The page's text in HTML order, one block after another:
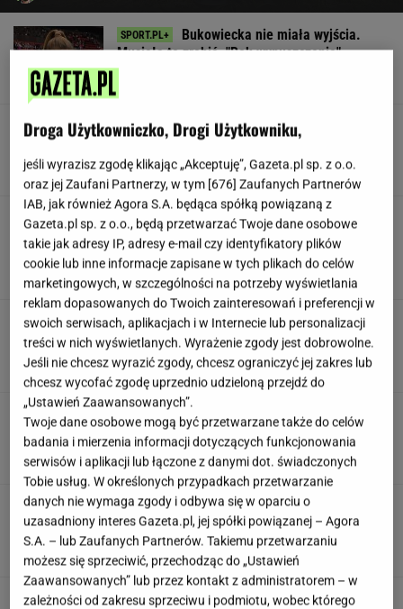
Bukowiecka nie miała wyjścia.
Musiała to zrobić. "Rok wypuszczenia"
Legia zatrzymana. Prowadziła 1:0 i
dała się zaskoczyć
"Pamiętam, że miał ładny
głos. Po tym, skąd dochodził, wiedziałam, że
jest wysoki"
SUBSKRYPCJA
Rolnik zaorał nowy asfalt za 400 tys. zł.
Wcześniej rozwalał krawężniki
Wlewam masę i przykrywam. Po 30 minutach
mam cytrynowy obłoczek
Polskie korzenie i hollywoodzki dorobek. Mało
kto zna jej historię
Droga Użytkowniczko, Drogi Użytkowniku,
jeśli wyrazisz zgodę klikając „Akceptuję”, Gazeta.pl sp. z o.o.
oraz jej Zaufani Partnerzy, w tym [676] Zaufanych Partnerów
IAB, jak również Agora S.A. będąca spółką powiązaną z
Gazeta.pl sp. z o.o., będą przetwarzać Twoje dane osobowe
takie jak adresy IP, adresy e-mail czy identyfikatory plików
cookie lub inne informacje zapisane w tych plikach do celów
marketingowych, w szczególności na potrzeby wyświetlania
reklam dopasowanych do Twoich zainteresowań i preferencji w
swoich serwisach, aplikacjach i w Internecie lub personalizacji
treści w nich wyświetlanych. Wyrażenie zgody jest dobrowolne.
Jeśli nie chcesz wyrazić zgody, chcesz ograniczyć jej zakres lub
chcesz wycofać zgodę uprzednio udzieloną przejdź do
„Ustawień Zaawansowanych”.
Twoje dane osobowe mogą być przetwarzane także do celów
badania i mierzenia informacji dotyczących funkcjonowania
serwisów i aplikacji lub łączone z danymi dot. świadczonych
Tobie usług. W określonych przypadkach przetwarzanie
danych nie wymaga zgody i odbywa się w oparciu o
uzasadniony interes Gazeta.pl, jej spółki powiązanej – Agora
S.A. – lub Zaufanych Partnerów. Takiemu przetwarzaniu
możesz się sprzeciwić, przechodząc do „Ustawień
Zaawansowanych” lub przez kontakt z administratorem – w
zależności od zakresu sprzeciwu i podmiotu, wobec którego